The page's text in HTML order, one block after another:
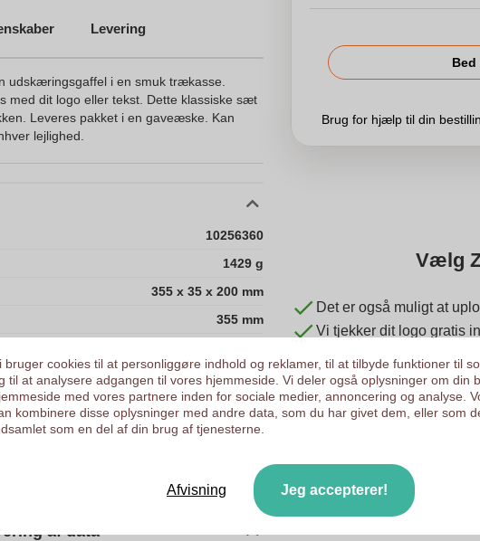
Levering
udskæringsgaffel i en smuk trækasse.
med dit logo eller tekst. Dette klassiske sæt
Leveres pakket i en gaveæske. Kan
lejlighed.
10256360
1429 g
355 x 35 x 200 mm
355 mm
200 mm
1429.0
200.0
355.0
af data
Bed
Brug for hjælp til din
Vælg
Det er også muligt at
Vi tjekker dit logo gratis
bruger cookies til at personliggøre indhold og reklamer, til at tilbyde funktioner til
til at analysere adgangen til vores hjemmeside. Vi deler også oplysninger om din
med vores partnere inden for sociale medier, annoncering og analyse.
kombinere disse oplysninger med andre data, som du har givet dem, eller som
som en del af din brug af tjenesterne.
Afvisning Jeg accepterer!